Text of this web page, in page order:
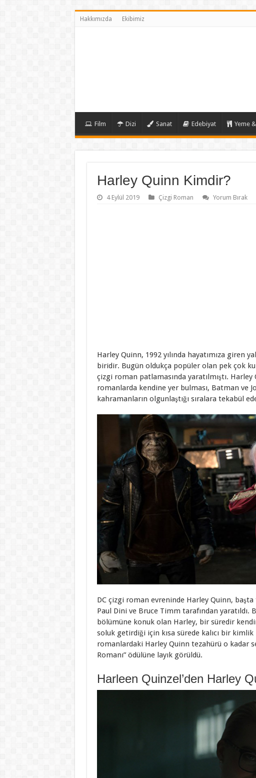
Hakkımızda Ekibimiz
Film Dizi Sanat Edebiyat Yeme
Harley Quinn Kimdir?
4 Eylül 2019 Çizgi Roman Yorum Bırak
Harley Quinn, 1992 yılında hayatımıza giren
biridir. Bugün oldukça popüler olan pek çok
çizgi roman patlamasında yaratılmıştı.
romanlarda kendine yer bulması, Batman ve
kahramanların olgunlaştığı sıralara tekabül
DC çizgi roman evreninde Harley Quinn, başta
Paul Dini ve Bruce Timm tarafından yaratıldı.
bölümüne konuk olan Harley, bir süredir
soluk getirdiği için kısa sürede kalıcı bir
romanlardaki Harley Quinn tezahürü o kadar
Romanı” ödülüne layık görüldü.
Harleen Quinzel’den Harley